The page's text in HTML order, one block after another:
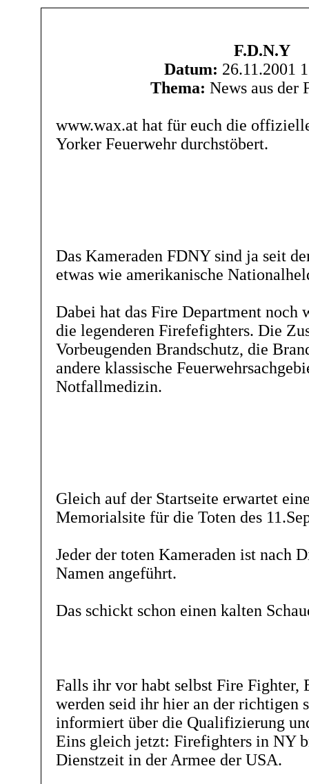
F.D.N.Y
Datum: 26.11.2001
Thema: News aus der
www.wax.at hat für euch die
Yorker Feuerwehr durchstöbert.
Das Kameraden FDNY sind ja seit
etwas wie amerikanische
Dabei hat das Fire Department noch
die legenderen Firefefighters. Die
Vorbeugenden Brandschutz, die
andere klassische
Notfallmedizin.
Gleich auf der Startseite erwartet
Memorialsite für die Toten des
Jeder der toten Kameraden ist nach
Namen angeführt.
Das schickt schon einen kalten
Falls ihr vor habt selbst Fire Fighter,
werden seid ihr hier an der richtigen
informiert über die Qualifizierung
Eins gleich jetzt: Firefighters in NY
Dienstzeit in der Armee der USA.